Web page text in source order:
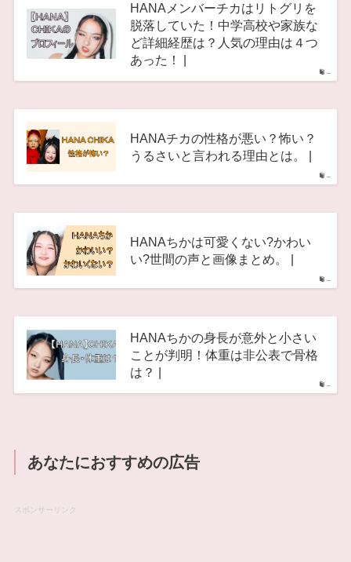
–
HANAメンバーチカはリトグリを
脱落していた！中学高校や家族な
ど詳細経歴は？人気の理由は４つ
あった！ |
–
HANAチカの性格が悪い？怖い？
うるさいと言われる理由とは。 |
–
HANAちかは可愛くない?かわい
い?世間の声と画像まとめ。 |
–
HANAちかの身長が意外と小さい
ことが判明！体重は非公表で骨格
は？ |
あなたにおすすめの広告
スポンサーリンク